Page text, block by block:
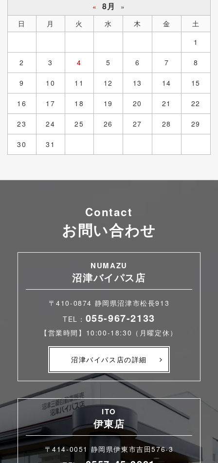
« 8月
»
日
月 火 水 木 金
土
1
2 3 4 5 6 7 8
9 10 11 12 13 14 15
16 17 18 19 20 21 22
23 24 25 26 27 28 29
30 31
Contact
お問い合わせ
NUMAZU
沼津バイパス店
〒410-0874 静岡県沼津市松長913
TEL： 055-967-2133
【営業時間】10:00-18:30（月曜定休）
沼津バイパス店の詳細
ITO
伊東店
〒414-0051 静岡県伊東市吉田576-3